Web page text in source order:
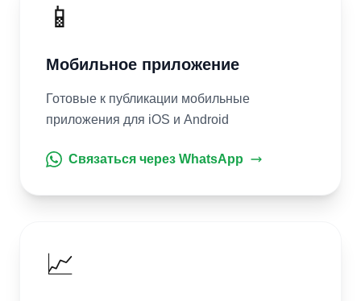
📱
Мобильное приложение
Готовые к публикации мобильные
приложения для iOS и Android
Связаться через WhatsApp
📈